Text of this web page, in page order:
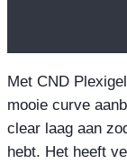
Met CND
mooie curve
clear laag aan
hebt. Het heeft